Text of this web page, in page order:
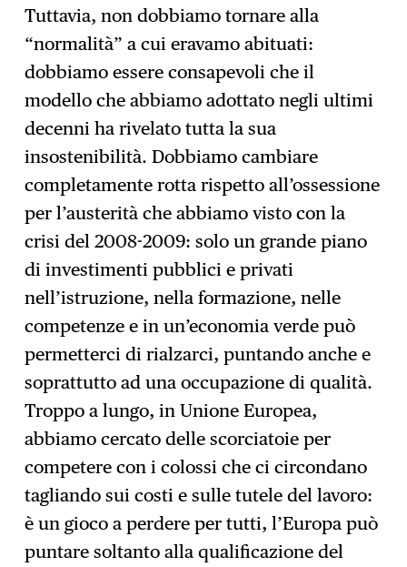
Tuttavia, non dobbiamo tornare alla
“normalità” a cui eravamo abituati:
dobbiamo essere consapevoli che il
modello che abbiamo adottato negli ultimi
decenni ha rivelato tutta la sua
insostenibilità. Dobbiamo cambiare
completamente rotta rispetto all’ossessione
per l’austerità che abbiamo visto con la
crisi del 2008-2009: solo un grande piano
di investimenti pubblici e privati
nell’istruzione, nella formazione, nelle
competenze e in un’economia verde può
permetterci di rialzarci, puntando anche e
soprattutto ad una occupazione di qualità.
Troppo a lungo, in Unione Europea,
abbiamo cercato delle scorciatoie per
competere con i colossi che ci circondano
tagliando sui costi e sulle tutele del lavoro:
è un gioco a perdere per tutti, l’Europa può
puntare soltanto alla qualificazione del